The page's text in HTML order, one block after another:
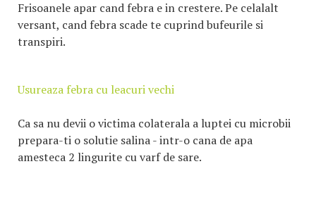
Frisoanele apar cand febra e in crestere. Pe celalalt
versant, cand febra scade te cuprind bufeurile si
transpiri.
Usureaza febra cu leacuri vechi
Ca sa nu devii o victima colaterala a luptei cu microbii
prepara-ti o solutie salina - intr-o cana de apa
amesteca 2 lingurite cu varf de sare.